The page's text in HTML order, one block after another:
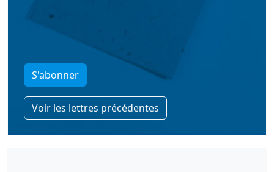
S'abonner
Voir les lettres précédentes